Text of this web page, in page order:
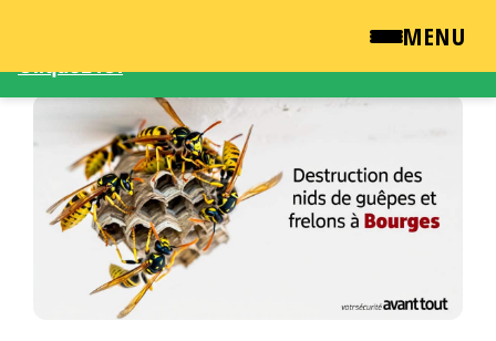
MENU
QUI SOMMES NOUS ?
NEWSROOM
TARIFS
ENGLISH
Passer
Une demande d'intervention – Une question ?